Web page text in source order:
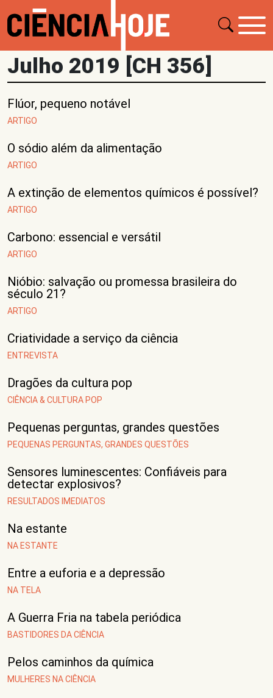
Julho 2019 [CH 356]
Flúor, pequeno notável
ARTIGO
O sódio além da alimentação
ARTIGO
A extinção de elementos químicos é possível?
ARTIGO
Carbono: essencial e versátil
ARTIGO
Nióbio: salvação ou promessa brasileira do
século 21?
ARTIGO
Criatividade a serviço da ciência
ENTREVISTA
Dragões da cultura pop
CIÊNCIA & CULTURA POP
Pequenas perguntas, grandes questões
PEQUENAS PERGUNTAS, GRANDES QUESTÕES
Sensores luminescentes: Confiáveis para
detectar explosivos?
RESULTADOS IMEDIATOS
Na estante
NA ESTANTE
Entre a euforia e a depressão
NA TELA
A Guerra Fria na tabela periódica
BASTIDORES DA CIÊNCIA
Pelos caminhos da química
MULHERES NA CIÊNCIA